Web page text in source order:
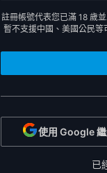
註冊帳號代表您已滿 18 歲
暫不支援中國、美國公民等
使用 Google
已